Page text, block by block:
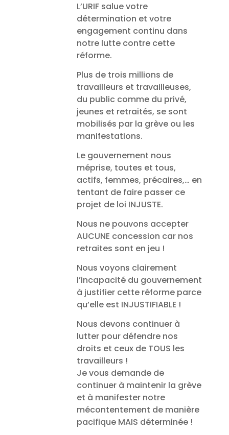
L’URIF salue votre
détermination et votre
engagement continu dans
notre lutte contre cette
réforme.
Plus de trois millions de
travailleurs et travailleuses,
du public comme du privé,
jeunes et retraités, se sont
mobilisés par la grève ou les
manifestations.
Le gouvernement nous
méprise, toutes et tous,
actifs, femmes, précaires,… en
tentant de faire passer ce
projet de loi INJUSTE.
Nous ne pouvons accepter
AUCUNE concession car nos
retraites sont en jeu !
Nous voyons clairement
l’incapacité du gouvernement
à justifier cette réforme parce
qu’elle est INJUSTIFIABLE !
Nous devons continuer à
lutter pour défendre nos
droits et ceux de TOUS les
travailleurs !
Je vous demande de
continuer à maintenir la grève
et à manifester notre
mécontentement de manière
pacifique MAIS déterminée !